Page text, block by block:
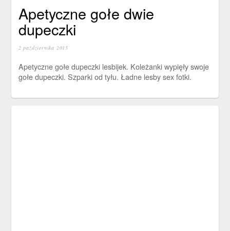
Apetyczne gołe dwie
dupeczki
2 października 2015
Apetyczne gołe dupeczki lesbijek. Koleżanki wypięły swoje
gołe dupeczki. Szparki od tyłu. Ładne lesby sex fotki.